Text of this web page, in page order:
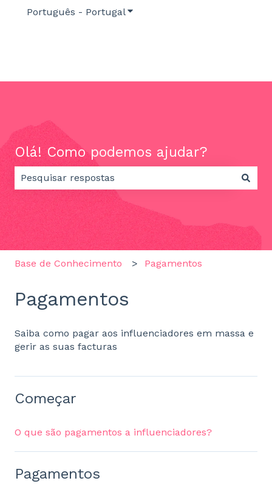
Português - PortugalMostrar submenu para
Olá! Como podemos ajudar?
Não existem sugestões porque o campo de
Base de Conhecimento Pagamentos
Pagamentos
Saiba como pagar aos influenciadores em massa e
gerir as suas facturas
Começar
O que são pagamentos a influenciadores?
Pagamentos